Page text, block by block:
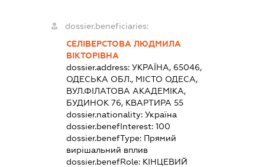
dossier.beneficiaries:
СЕЛІВЕРСТОВА ЛЮДМИЛА
ВІКТОРІВНА
dossier.address: УКРАЇНА, 65046,
ОДЕСЬКА ОБЛ., МІСТО ОДЕСА,
ВУЛ.ФІЛАТОВА АКАДЕМІКА,
БУДИНОК 76, КВАРТИРА 55
dossier.nationality: Україна
dossier.benefInterest: 100
dossier.benefType: Прямий
вирішальний вплив
dossier.benefRole: КІНЦЕВИЙ